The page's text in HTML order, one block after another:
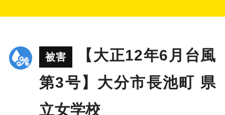
被害
【大正12年6月台風
第3号】大分市長池町 県
立女学校